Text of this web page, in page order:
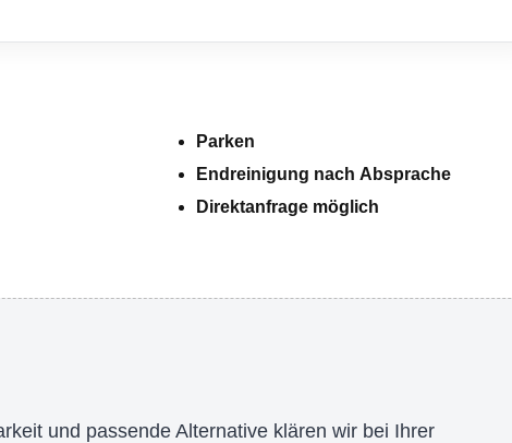
Parken
Endreinigung nach Absprache
Direktanfrage möglich
und passende Alternative klären wir bei Ihrer